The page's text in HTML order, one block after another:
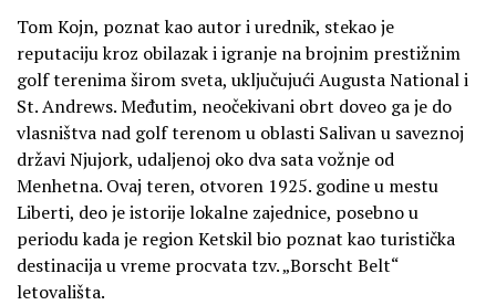
Tom Kojn, poznat kao autor i urednik, stekao je
reputaciju kroz obilazak i igranje na brojnim prestižnim
golf terenima širom sveta, uključujući Augusta National i
St. Andrews. Međutim, neočekivani obrt doveo ga je do
vlasništva nad golf terenom u oblasti Salivan u saveznoj
državi Njujork, udaljenoj oko dva sata vožnje od
Menhetna. Ovaj teren, otvoren 1925. godine u mestu
Liberti, deo je istorije lokalne zajednice, posebno u
periodu kada je region Ketskil bio poznat kao turistička
destinacija u vreme procvata tzv. „Borscht Belt“
letovališta.